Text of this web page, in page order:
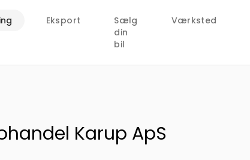
Eksport
Sælg
din
bil
Værksted
Karup ApS